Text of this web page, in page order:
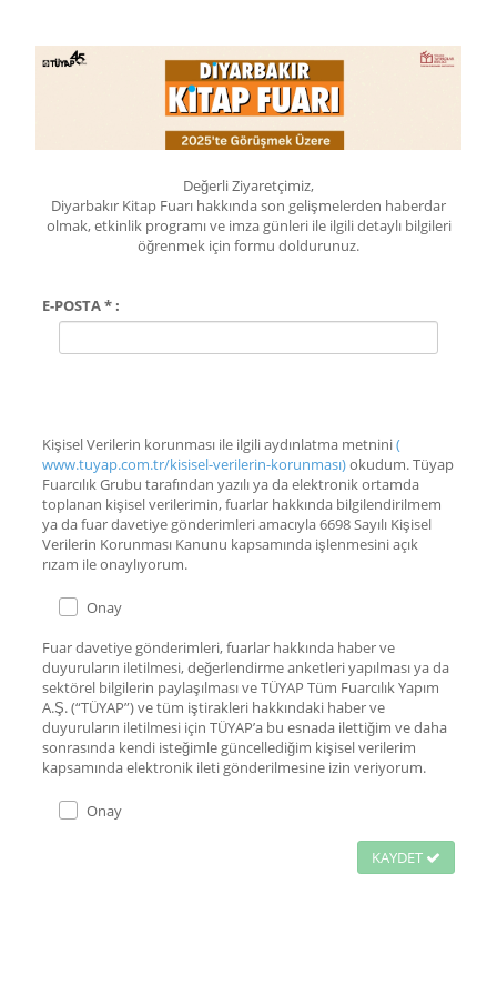
Değerli Ziyaretçimiz,
Diyarbakır Kitap Fuarı hakkında son gelişmelerden haberdar
olmak, etkinlik programı ve imza günleri ile ilgili detaylı bilgileri
öğrenmek için formu doldurunuz.
E-POSTA * :
Kişisel Verilerin korunması ile ilgili aydınlatma metnini(
www.tuyap.com.tr/kisisel-verilerin-korunması)okudum. Tüyap
Fuarcılık Grubu tarafından yazılı ya da elektronik ortamda
toplanan kişisel verilerimin, fuarlar hakkında bilgilendirilmem
ya da fuar davetiye gönderimleri amacıyla 6698 Sayılı Kişisel
Verilerin Korunması Kanunu kapsamında işlenmesini açık
rızam ile onaylıyorum.
Onay
Fuar davetiye gönderimleri, fuarlar hakkında haber ve
duyuruların iletilmesi, değerlendirme anketleri yapılması ya da
sektörel bilgilerin paylaşılması ve TÜYAP Tüm Fuarcılık Yapım
A.Ş. (“TÜYAP”) ve tüm iştirakleri hakkındaki haber ve
duyuruların iletilmesi için TÜYAP’a bu esnada ilettiğim ve daha
sonrasında kendi isteğimle güncellediğim kişisel verilerim
kapsamında elektronik ileti gönderilmesine izin veriyorum.
Onay
KAYDET